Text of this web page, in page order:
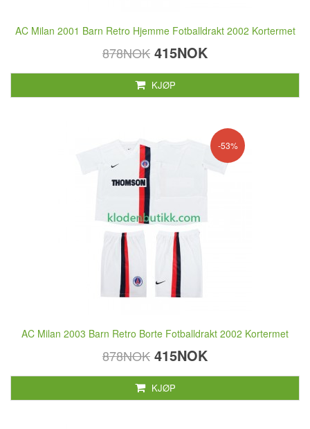
AC Milan 2001 Barn Retro Hjemme Fotballdrakt 2002 Kortermet
878NOK 415NOK
KJØP
-53%
AC Milan 2003 Barn Retro Borte Fotballdrakt 2002 Kortermet
878NOK 415NOK
KJØP